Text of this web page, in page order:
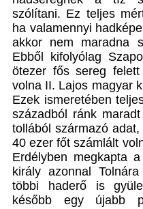
szólítani. Ez teljes
ha valamennyi
akkor nem maradna
Ebből kifolyólag
ötezer fős sereg
volna II. Lajos magyar
Ezek ismeretében
századból ránk
tollából származó
40 ezer főt számlált
Erdélyben megkapta
király azonnal
többi haderő is
később egy újabb